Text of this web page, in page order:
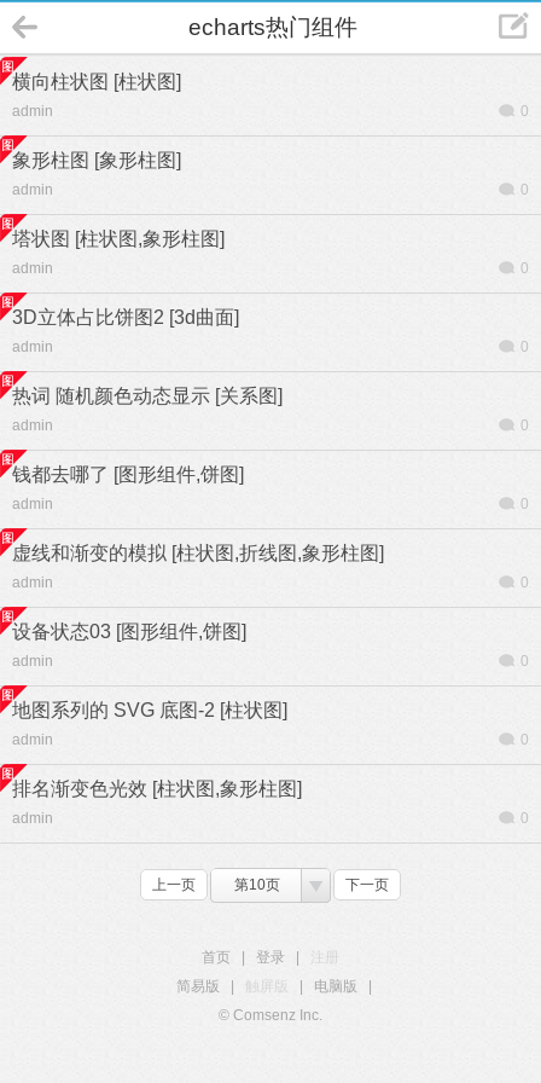
echarts热门组件
横向柱状图 [柱状图]
admin 0
象形柱图 [象形柱图]
admin 0
塔状图 [柱状图,象形柱图]
admin 0
3D立体占比饼图2 [3d曲面]
admin 0
热词 随机颜色动态显示 [关系图]
admin 0
钱都去哪了 [图形组件,饼图]
admin 0
虚线和渐变的模拟 [柱状图,折线图,象形柱图]
admin 0
设备状态03 [图形组件,饼图]
admin 0
地图系列的 SVG 底图-2 [柱状图]
admin 0
排名渐变色光效 [柱状图,象形柱图]
admin 0
上一页 第10页 下一页
首页 登录
注册
简易版
触屏版 电脑版
© Comsenz Inc.